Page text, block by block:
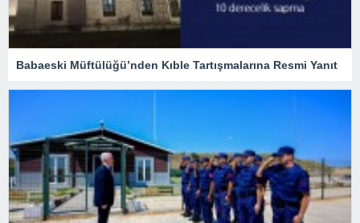
Babaeski Müftülüğü’nden Kıble Tartışmalarına Resmi Yanıt